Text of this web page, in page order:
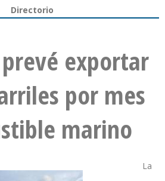
Directorio
exportar
por mes
marino
La